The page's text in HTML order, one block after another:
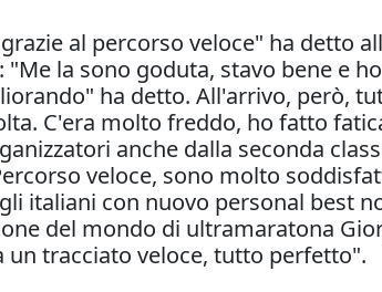
al percorso veloce" ha detto
la sono goduta, stavo bene e
ha detto. All'arrivo, però,
C'era molto freddo, ho fatto
anche dalla seconda
veloce, sono molto
italiani con nuovo personal best
del mondo di ultramaratona
un tracciato veloce, tutto perfetto".